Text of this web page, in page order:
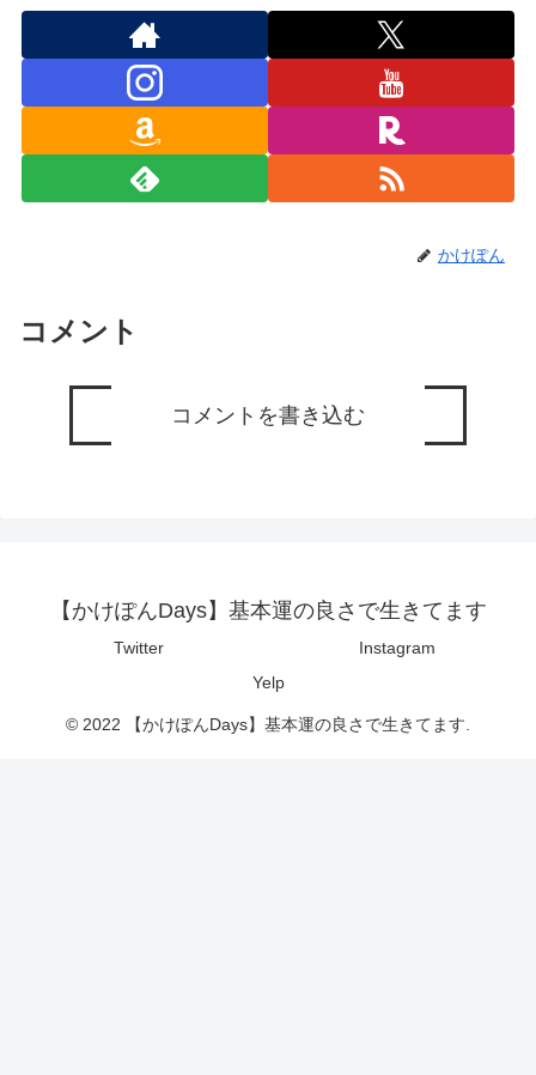
かけぽん
コメント
コメントを書き込む
【かけぽんDays】基本運の良さで生きてます
Twitter
Instagram
Yelp
© 2022 【かけぽんDays】基本運の良さで生きてます.